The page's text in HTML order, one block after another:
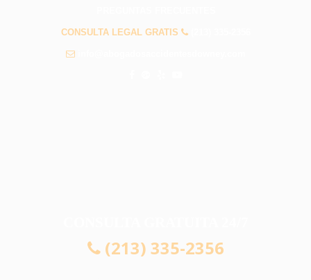
CONSULTA LEGAL GRATIS
(213) 335-2356